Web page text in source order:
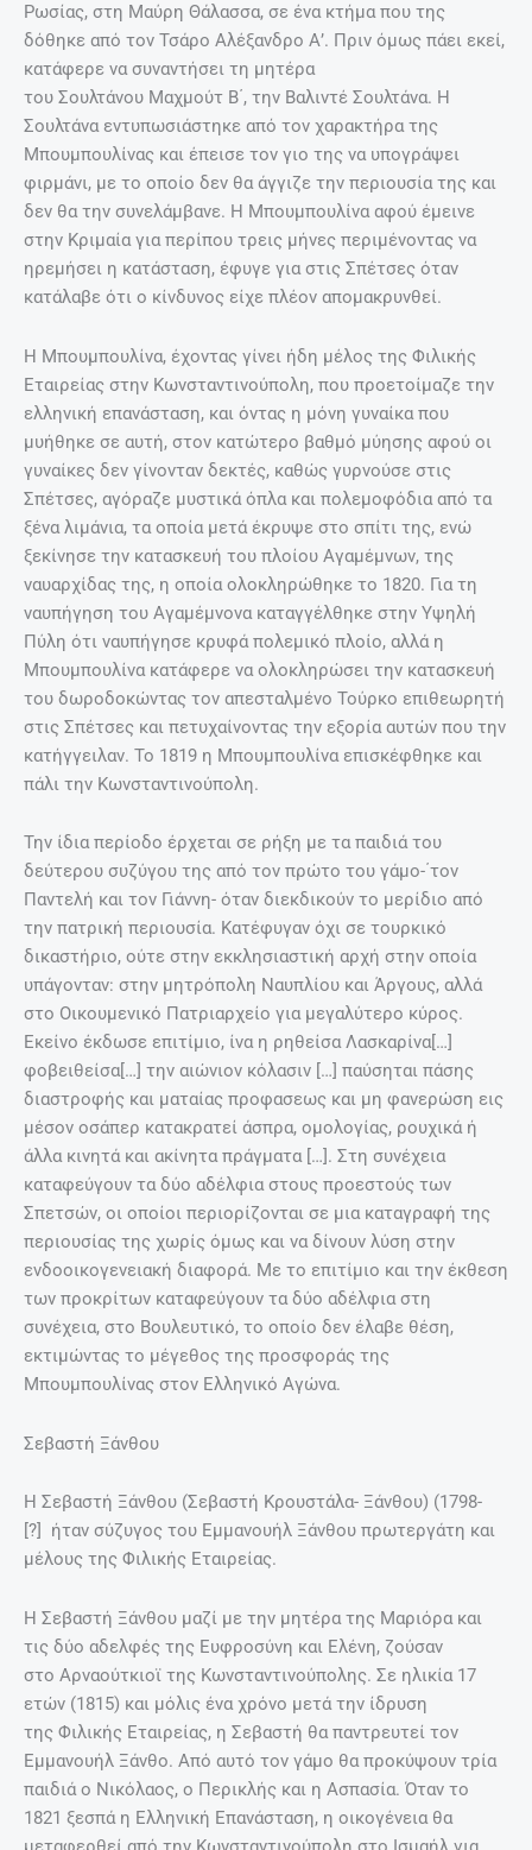
Ρωσίας, στη Μαύρη Θάλασσα, σε ένα κτήμα που της
δόθηκε από τον Τσάρο Αλέξανδρο Α’. Πριν όμως πάει εκεί,
κατάφερε να συναντήσει τη μητέρα
του Σουλτάνου Μαχμούτ Β΄, την Βαλιντέ Σουλτάνα. Η
Σουλτάνα εντυπωσιάστηκε από τον χαρακτήρα της
Μπουμπουλίνας και έπεισε τον γιο της να υπογράψει
φιρμάνι, με το οποίο δεν θα άγγιζε την περιουσία της και
δεν θα την συνελάμβανε. Η Μπουμπουλίνα αφού έμεινε
στην Κριμαία για περίπου τρεις μήνες περιμένοντας να
ηρεμήσει η κατάσταση, έφυγε για στις Σπέτσες όταν
κατάλαβε ότι ο κίνδυνος είχε πλέον απομακρυνθεί.
Η Μπουμπουλίνα, έχοντας γίνει ήδη μέλος της Φιλικής
Εταιρείας στην Κωνσταντινούπολη, που προετοίμαζε την
ελληνική επανάσταση, και όντας η μόνη γυναίκα που
μυήθηκε σε αυτή, στον κατώτερο βαθμό μύησης αφού οι
γυναίκες δεν γίνονταν δεκτές, καθώς γυρνούσε στις
Σπέτσες, αγόραζε μυστικά όπλα και πολεμοφόδια από τα
ξένα λιμάνια, τα οποία μετά έκρυψε στο σπίτι της, ενώ
ξεκίνησε την κατασκευή του πλοίου Αγαμέμνων, της
ναυαρχίδας της, η οποία ολοκληρώθηκε το 1820. Για τη
ναυπήγηση του Αγαμέμνονα καταγγέλθηκε στην Υψηλή
Πύλη ότι ναυπήγησε κρυφά πολεμικό πλοίο, αλλά η
Μπουμπουλίνα κατάφερε να ολοκληρώσει την κατασκευή
του δωροδοκώντας τον απεσταλμένο Τούρκο επιθεωρητή
στις Σπέτσες και πετυχαίνοντας την εξορία αυτών που την
κατήγγειλαν. Το 1819 η Μπουμπουλίνα επισκέφθηκε και
πάλι την Κωνσταντινούπολη.
Την ίδια περίοδο έρχεται σε ρήξη με τα παιδιά του
δεύτερου συζύγου της από τον πρώτο του γάμο-΄τον
Παντελή και τον Γιάννη- όταν διεκδικούν το μερίδιο από
την πατρική περιουσία. Κατέφυγαν όχι σε τουρκικό
δικαστήριο, ούτε στην εκκλησιαστική αρχή στην οποία
υπάγονταν: στην μητρόπολη Ναυπλίου και Άργους, αλλά
στο Οικουμενικό Πατριαρχείο για μεγαλύτερο κύρος.
Εκείνο έκδωσε επιτίμιο, ίνα η ρηθείσα Λασκαρίνα[…]
φοβειθείσα[…] την αιώνιον κόλασιν […] παύσηται πάσης
διαστροφής και ματαίας προφασεως και μη φανερώση εις
μέσον οσάπερ κατακρατεί άσπρα, ομολογίας, ρουχικά ή
άλλα κινητά και ακίνητα πράγματα […]. Στη συνέχεια
καταφεύγουν τα δύο αδέλφια στους προεστούς των
Σπετσών, οι οποίοι περιορίζονται σε μια καταγραφή της
περιουσίας της χωρίς όμως και να δίνουν λύση στην
ενδοοικογενειακή διαφορά. Με το επιτίμιο και την έκθεση
των προκρίτων καταφεύγουν τα δύο αδέλφια στη
συνέχεια, στο Βουλευτικό, το οποίο δεν έλαβε θέση,
εκτιμώντας το μέγεθος της προσφοράς της
Μπουμπουλίνας στον Ελληνικό Αγώνα.
Σεβαστή Ξάνθου
Η Σεβαστή Ξάνθου (Σεβαστή Κρουστάλα- Ξάνθου) (1798-
[?] ήταν σύζυγος του Εμμανουήλ Ξάνθου πρωτεργάτη και
μέλους της Φιλικής Εταιρείας.
Η Σεβαστή Ξάνθου μαζί με την μητέρα της Μαριόρα και
τις δύο αδελφές της Ευφροσύνη και Ελένη, ζούσαν
στο Αρναούτκιοϊ της Κωνσταντινούπολης. Σε ηλικία 17
ετών (1815) και μόλις ένα χρόνο μετά την ίδρυση
της Φιλικής Εταιρείας, η Σεβαστή θα παντρευτεί τον
Εμμανουήλ Ξάνθο. Από αυτό τον γάμο θα προκύψουν τρία
παιδιά ο Νικόλαος, ο Περικλής και η Ασπασία. Όταν το
1821 ξεσπά η Ελληνική Επανάσταση, η οικογένεια θα